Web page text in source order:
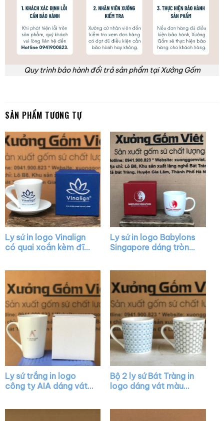
Quy trình bảo hành đổi trả sản phẩm tại Xưởng Gốm
SẢN PHẨM TƯƠNG TỰ
Ly sứ in logo Vinalign
có quai xoắn kèm đĩa
Ly sứ in logo Babylons
Singapore dáng tròn
Ly sứ trắng in logo
công ty AIA dáng vát
Bộ 2 ly sứ Bát Tràng in
logo dáng vát màu